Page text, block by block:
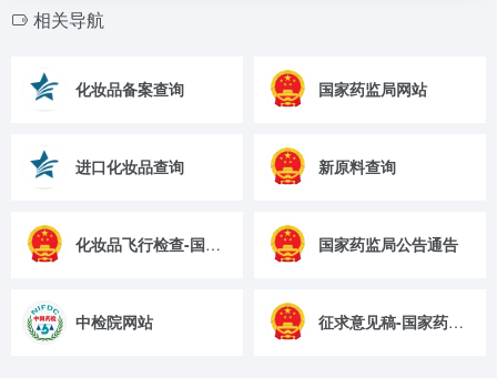
相关导航
化妆品备案查询 国家药监局网站
进口化妆品查询 新原料查询
化妆品飞行检查-国家药监局 国家药监局公告通告
中检院网站 征求意见稿-国家药监局